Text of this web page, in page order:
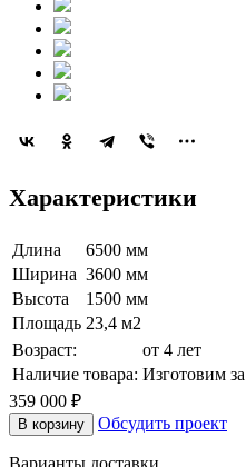
Характеристики
Длина
6500 мм
Ширина 3600 мм
Высота
1500 мм
Площадь 23,4 м2
Возраст:
от 4 лет
Наличие товара: Изготовим
359 000 ₽
В корзину Обсудить проект
Варианты доставки